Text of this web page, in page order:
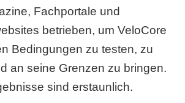
Fachportale und
betrieben, um VeloCore
Bedingungen zu testen, zu
an seine Grenzen zu bringen.
sind erstaunlich.